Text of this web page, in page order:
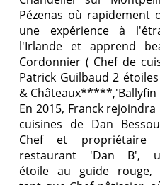
Pézenas où rapidement
une expérience à
l'Irlande et apprend
Cordonnier ( Chef de
Patrick Guilbaud 2
& Châteaux*****,'Ballyfin
En 2015, Franck rejoindra
cuisines de Dan
Chef et propriétaire
restaurant 'Dan B',
étoile au guide rouge,